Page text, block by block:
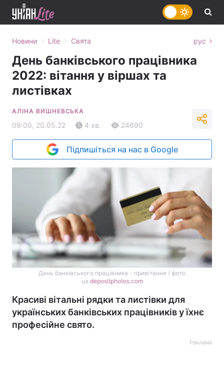
Новини › Lite › Свята рус
День банківського працівника
2022: вітання у віршах та
листівках
АЛІНА ВИШНЕВСЬКА
09:00, 20.05.22 4 хв. 24690
Підпишіться на нас в Google
День банківського працівника - привітання / фото
ua.depositphotos.com
Красиві вітальні рядки та листівки для
українських банківських працівників у їхнє
професійне свято.
Реклама